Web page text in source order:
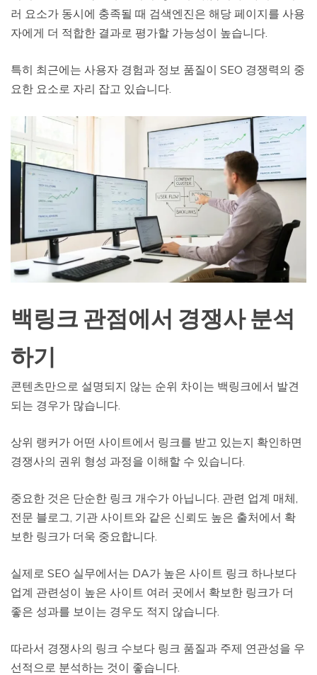
러 요소가 동시에 충족될 때 검색엔진은 해당 페이지를 사용
자에게 더 적합한 결과로 평가할 가능성이 높습니다.
특히 최근에는 사용자 경험과 정보 품질이 SEO 경쟁력의 중
요한 요소로 자리 잡고 있습니다.
백링크 관점에서 경쟁사 분석
하기
콘텐츠만으로 설명되지 않는 순위 차이는 백링크에서 발견
되는 경우가 많습니다.
상위 랭커가 어떤 사이트에서 링크를 받고 있는지 확인하면
경쟁사의 권위 형성 과정을 이해할 수 있습니다.
중요한 것은 단순한 링크 개수가 아닙니다. 관련 업계 매체,
전문 블로그, 기관 사이트와 같은 신뢰도 높은 출처에서 확
보한 링크가 더욱 중요합니다.
실제로 SEO 실무에서는 DA가 높은 사이트 링크 하나보다
업계 관련성이 높은 사이트 여러 곳에서 확보한 링크가 더
좋은 성과를 보이는 경우도 적지 않습니다.
따라서 경쟁사의 링크 수보다 링크 품질과 주제 연관성을 우
선적으로 분석하는 것이 좋습니다.